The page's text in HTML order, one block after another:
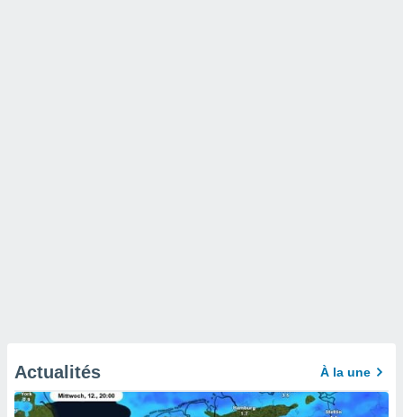
Actualités À la une